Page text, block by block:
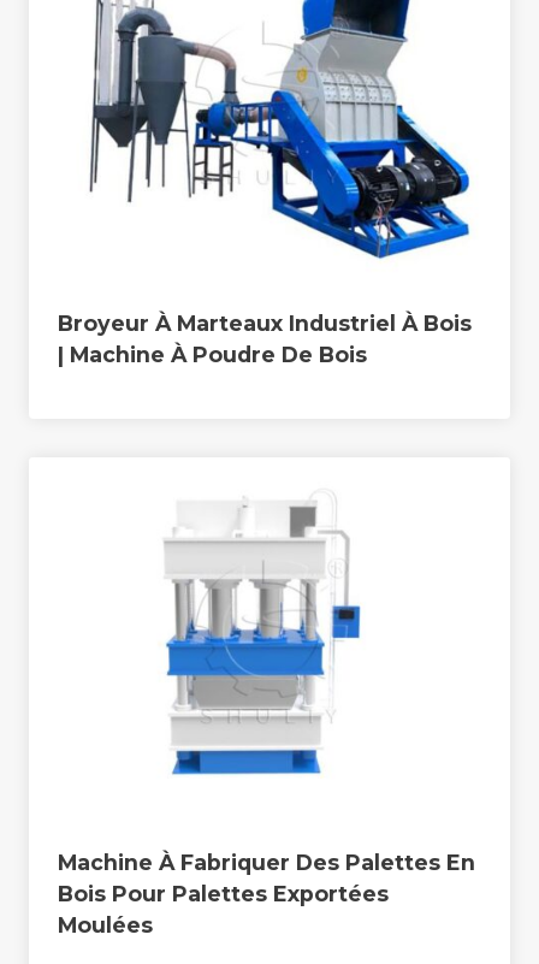
Broyeur À Marteaux Industriel À Bois
| Machine À Poudre De Bois
Machine À Fabriquer Des Palettes En
Bois Pour Palettes Exportées
Moulées